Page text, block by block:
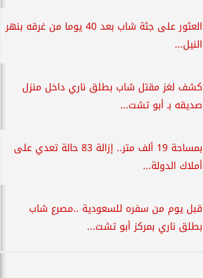
العثور على جثة شاب بعد 40 يوما من غرقه بنهر
النيل...
كشف لغز مقتل شاب بطلق ناري داخل منزل
صديقه بـ أبو تشت...
بمساحة 19 ألف متر.. إزالة 83 حالة تعدي على
أملاك الدولة...
قبل يوم من سفره للسعودية ..مصرع شاب
بطلق ناري بمركز أبو تشت...